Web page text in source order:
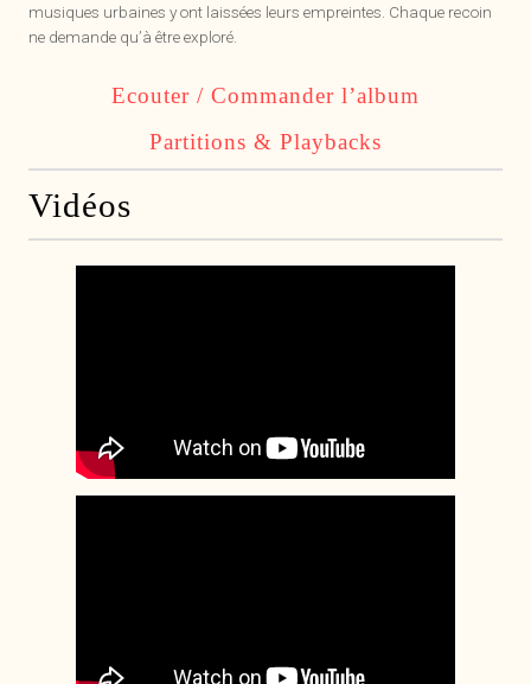
musiques urbaines y ont laissées leurs empreintes. Chaque recoin
ne demande qu’à être exploré.
Ecouter / Commander l’album
Partitions & Playbacks
Vidéos